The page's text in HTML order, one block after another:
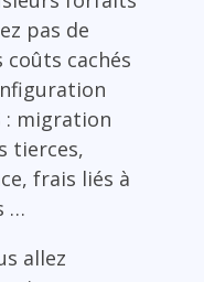
pas de
cachés
: migration
tierces,
frais liés à
…
allez